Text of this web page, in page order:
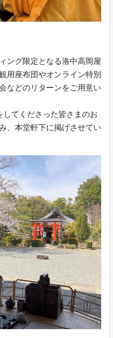
ング限定となる洛中高岡屋
用座布団やオンライン特別
などのリターンをご用意い
てくださった皆さまのお
、本堂軒下に掲げさせてい